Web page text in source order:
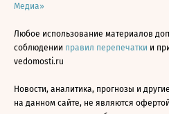
Медиа»
Любое использование материалов
соблюдении правил перепечатки и
vedomosti.ru
Новости, аналитика, прогнозы и
на данном сайте, не являются